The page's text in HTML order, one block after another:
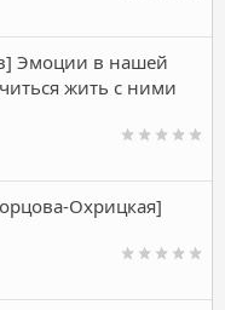
Эмоции в нашей
жить с ними
Охрицкая]